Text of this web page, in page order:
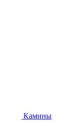
Камины